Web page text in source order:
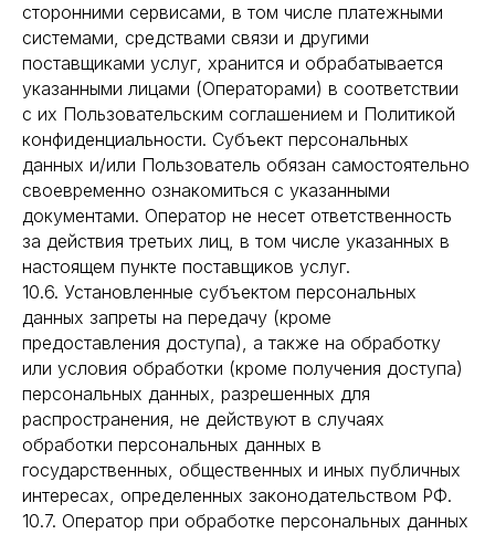
сторонними сервисами, в том числе платежными
системами, средствами связи и другими
поставщиками услуг, хранится и обрабатывается
указанными лицами (Операторами) в соответствии
с их Пользовательским соглашением и Политикой
конфиденциальности. Субъект персональных
данных и/или Пользователь обязан самостоятельно
своевременно ознакомиться с указанными
документами. Оператор не несет ответственность
за действия третьих лиц, в том числе указанных в
настоящем пункте поставщиков услуг.
10.6. Установленные субъектом персональных
данных запреты на передачу (кроме
предоставления доступа), а также на обработку
или условия обработки (кроме получения доступа)
персональных данных, разрешенных для
распространения, не действуют в случаях
обработки персональных данных в
государственных, общественных и иных публичных
интересах, определенных законодательством РФ.
10.7. Оператор при обработке персональных данных